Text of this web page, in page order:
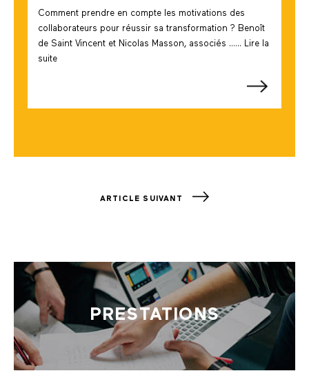
Comment prendre en compte les motivations des
collaborateurs pour réussir sa transformation ? Benoît
de Saint Vincent et Nicolas Masson, associés ...... Lire la
suite
ARTICLE SUIVANT
PRESTATIONS